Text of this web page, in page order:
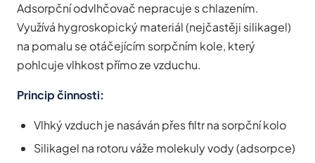
Adsorpční odvlhčovač nepracuje s chlazením.
Využívá hygroskopický materiál (nejčastěji silikagel)
na pomalu se otáčejícím sorpčním kole, který
pohlcuje vlhkost přímo ze vzduchu.
Princip činnosti:
Vlhký vzduch je nasáván přes filtr na sorpční kolo
Silikagel na rotoru váže molekuly vody (adsorpce)